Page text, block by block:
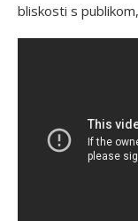
bliskosti s